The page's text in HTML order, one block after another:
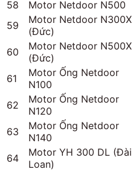
58
Motor Netdoor N500
59
Motor Netdoor N300X
(Đức)
60
Motor Netdoor N500X
(Đức)
61
Motor Ống Netdoor
N100
62
Motor Ống Netdoor
N120
63
Motor Ống Netdoor
N140
64
Motor YH 300 DL (Đài
Loan)